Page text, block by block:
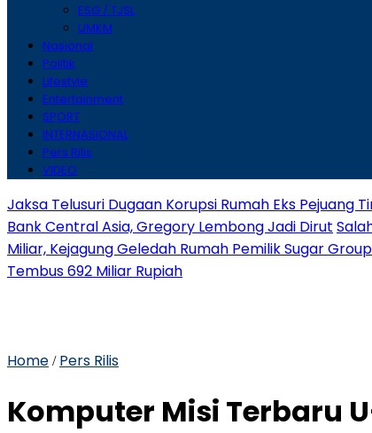
ESG / TJSL
UMKM
Nasional
Politik
Lifestyle
Entertainment
SPORT
INTERNASIONAL
Pers Rilis
VIDEO
Jaksa Telusuri Dugaan Korupsi Rumah Eks Pejuang
Bank Central Asia, Gregory Lembong Jadi Dirut
Miliar, Kejagung Geledah Rumah Pemilik Sugar
Tembus 692 Miliar Rupiah
Home / Pers Rilis
Komputer Misi Terbaru